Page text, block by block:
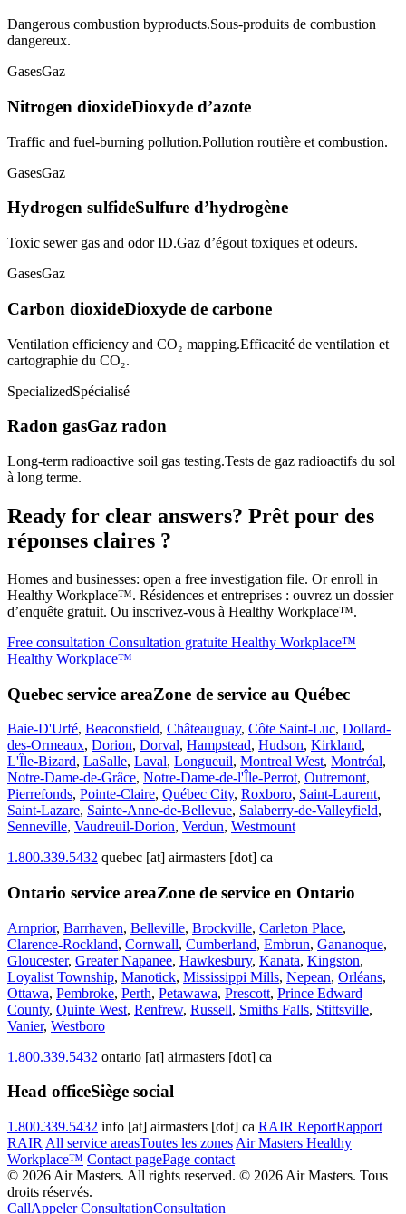
Dangerous combustion byproducts.Sous-produits de combustion
dangereux.
GasesGaz
Nitrogen dioxideDioxyde d’azote
Traffic and fuel-burning pollution.Pollution routière et combustion.
GasesGaz
Hydrogen sulfideSulfure d’hydrogène
Toxic sewer gas and odor ID.Gaz d’égout toxiques et odeurs.
GasesGaz
Carbon dioxideDioxyde de carbone
Ventilation efficiency and CO₂ mapping.Efficacité de ventilation et
cartographie du CO₂.
SpecializedSpécialisé
Radon gasGaz radon
Long-term radioactive soil gas testing.Tests de gaz radioactifs du sol
à long terme.
Ready for clear answers? Prêt pour des
réponses claires ?
Homes and businesses: open a free investigation file. Or enroll in
Healthy Workplace™. Résidences et entreprises : ouvrez un dossier
d’enquête gratuit. Ou inscrivez-vous à Healthy Workplace™.
Free consultation Consultation gratuite Healthy Workplace™
Healthy Workplace™
Quebec service areaZone de service au Québec
Baie-D'Urfé, Beaconsfield, Châteauguay, Côte Saint-Luc, Dollard-
des-Ormeaux, Dorion, Dorval, Hampstead, Hudson, Kirkland,
L'Île-Bizard, LaSalle, Laval, Longueuil, Montreal West, Montréal,
Notre-Dame-de-Grâce, Notre-Dame-de-l'Île-Perrot, Outremont,
Pierrefonds, Pointe-Claire, Québec City, Roxboro, Saint-Laurent,
Saint-Lazare, Sainte-Anne-de-Bellevue, Salaberry-de-Valleyfield,
Senneville, Vaudreuil-Dorion, Verdun, Westmount
1.800.339.5432 quebec [at] airmasters [dot] ca
Ontario service areaZone de service en Ontario
Arnprior, Barrhaven, Belleville, Brockville, Carleton Place,
Clarence-Rockland, Cornwall, Cumberland, Embrun, Gananoque,
Gloucester, Greater Napanee, Hawkesbury, Kanata, Kingston,
Loyalist Township, Manotick, Mississippi Mills, Nepean, Orléans,
Ottawa, Pembroke, Perth, Petawawa, Prescott, Prince Edward
County, Quinte West, Renfrew, Russell, Smiths Falls, Stittsville,
Vanier, Westboro
1.800.339.5432 ontario [at] airmasters [dot] ca
Head officeSiège social
1.800.339.5432 info [at] airmasters [dot] ca RAIR ReportRapport
RAIR All service areasToutes les zones Air Masters Healthy
Workplace™ Contact pagePage contact
© 2026 Air Masters. All rights reserved. © 2026 Air Masters. Tous
droits réservés.
CallAppeler ConsultationConsultation